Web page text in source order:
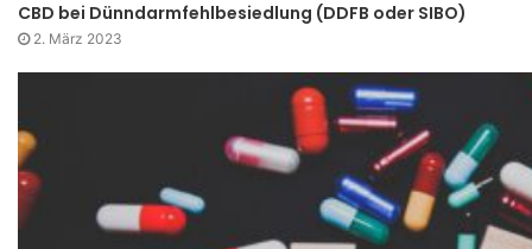
CBD bei Dünndarmfehlbesiedlung (DDFB oder SIBO)
2. März 2023